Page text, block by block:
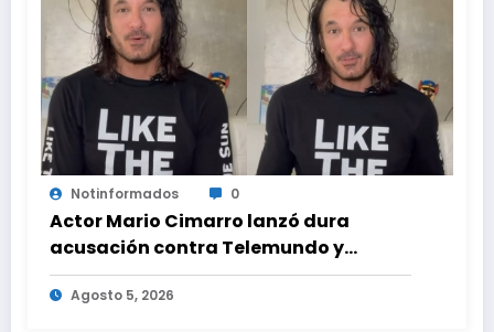
Notinformados 0
Actor Mario Cimarro lanzó dura
acusación contra Telemundo y
advirtió que lo que hacen en su contra
es ilegal en EEUU
Agosto 5, 2026